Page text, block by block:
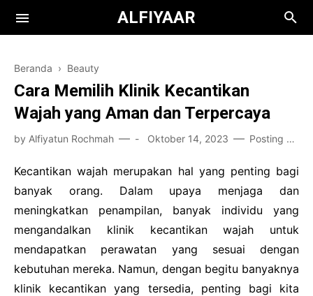
ALFIYAAR
Film
Teknologi
Health
Kuliah
Bisnis
Beranda › Beauty
Cara Memilih Klinik Kecantikan
Wajah yang Aman dan Terpercaya
by Alfiyatun Rochmah - Oktober 14, 2023 Posting Komentar
Kecantikan wajah merupakan hal yang penting bagi
banyak orang. Dalam upaya menjaga dan
meningkatkan penampilan, banyak individu yang
mengandalkan klinik kecantikan wajah untuk
mendapatkan perawatan yang sesuai dengan
kebutuhan mereka. Namun, dengan begitu banyaknya
klinik kecantikan yang tersedia, penting bagi kita